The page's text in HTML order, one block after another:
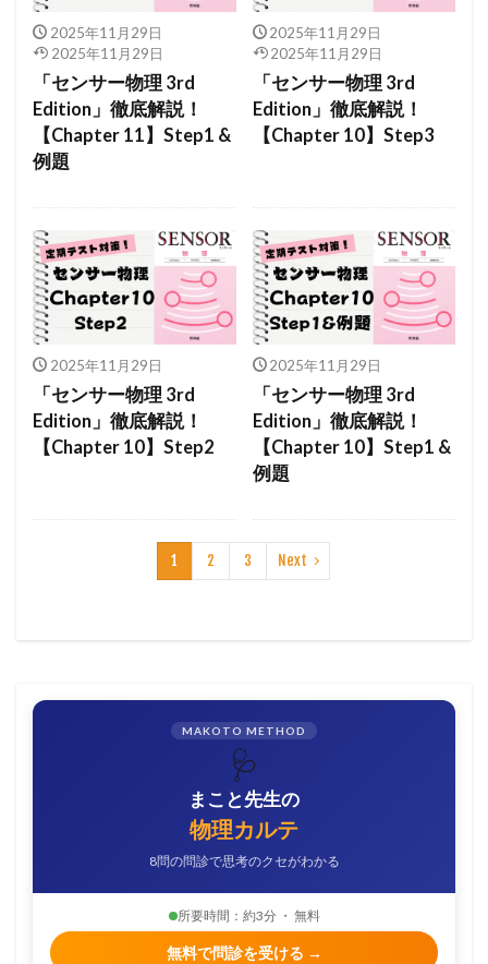
2025年11月29日
2025年11月29日
「センサー物理 3rd
Edition」徹底解説！
【Chapter 11】Step1 &
例題
2025年11月29日
2025年11月29日
「センサー物理 3rd
Edition」徹底解説！
【Chapter 10】Step3
2025年11月29日
「センサー物理 3rd
Edition」徹底解説！
【Chapter 10】Step2
2025年11月29日
「センサー物理 3rd
Edition」徹底解説！
【Chapter 10】Step1 &
例題
1 2 3 Next
MAKOTO METHOD
🩺
まこと先生の
物理カルテ
8問の問診で思考のクセがわかる
所要時間：約3分 ・ 無料
無料で問診を受ける →